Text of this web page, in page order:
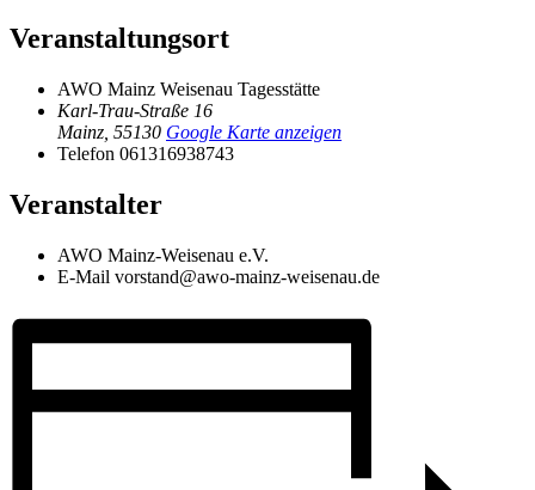
Veranstaltungsort
AWO Mainz Weisenau Tagesstätte
Karl-Trau-Straße 16
Mainz 55130 Google Karte anzeigen
Telefon 061316938743
Veranstalter
AWO Mainz-Weisenau e.V.
E-Mail vorstand@awo-mainz-weisenau.de